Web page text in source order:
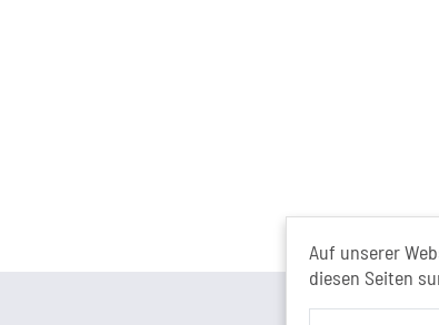
Auf unserer
diesen Seiten